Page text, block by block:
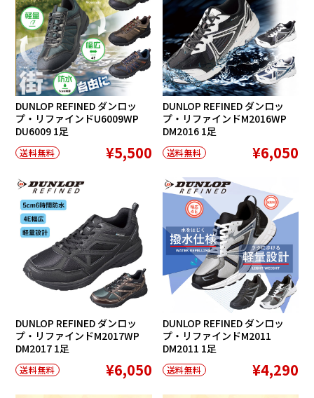
DUNLOP REFINED ダンロッ
プ・リファインドU6009WP
DU6009 1足
送料無料 ¥5,500
DUNLOP REFINED ダンロッ
プ・リファインドM2016WP
DM2016 1足
送料無料 ¥6,050
DUNLOP REFINED ダンロッ
プ・リファインドM2017WP
DM2017 1足
送料無料 ¥6,050
DUNLOP REFINED ダンロッ
プ・リファインドM2011
DM2011 1足
送料無料 ¥4,290